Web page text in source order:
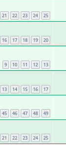
21 22 23 24 25
16 17 18 19 20
9 10 11 12 13
13 14 15 16 17
45 46 47 48 49
21 22 23 24 25